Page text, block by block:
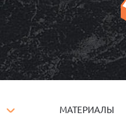
МАТЕРИАЛЫ